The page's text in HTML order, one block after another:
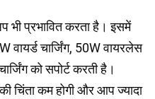
प्रभावित करता है। इसमें
चार्जिंग, 50W वायरलेस
को सपोर्ट करती है।
चिंता कम होगी और आप ज्यादा